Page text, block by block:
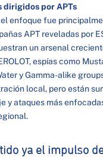
dirigidos por APTs
enfoque fue
APT reveladas por
un arsenal
espías como
y Gamma-alike
local, pero están
y ataques más
ya el impulso